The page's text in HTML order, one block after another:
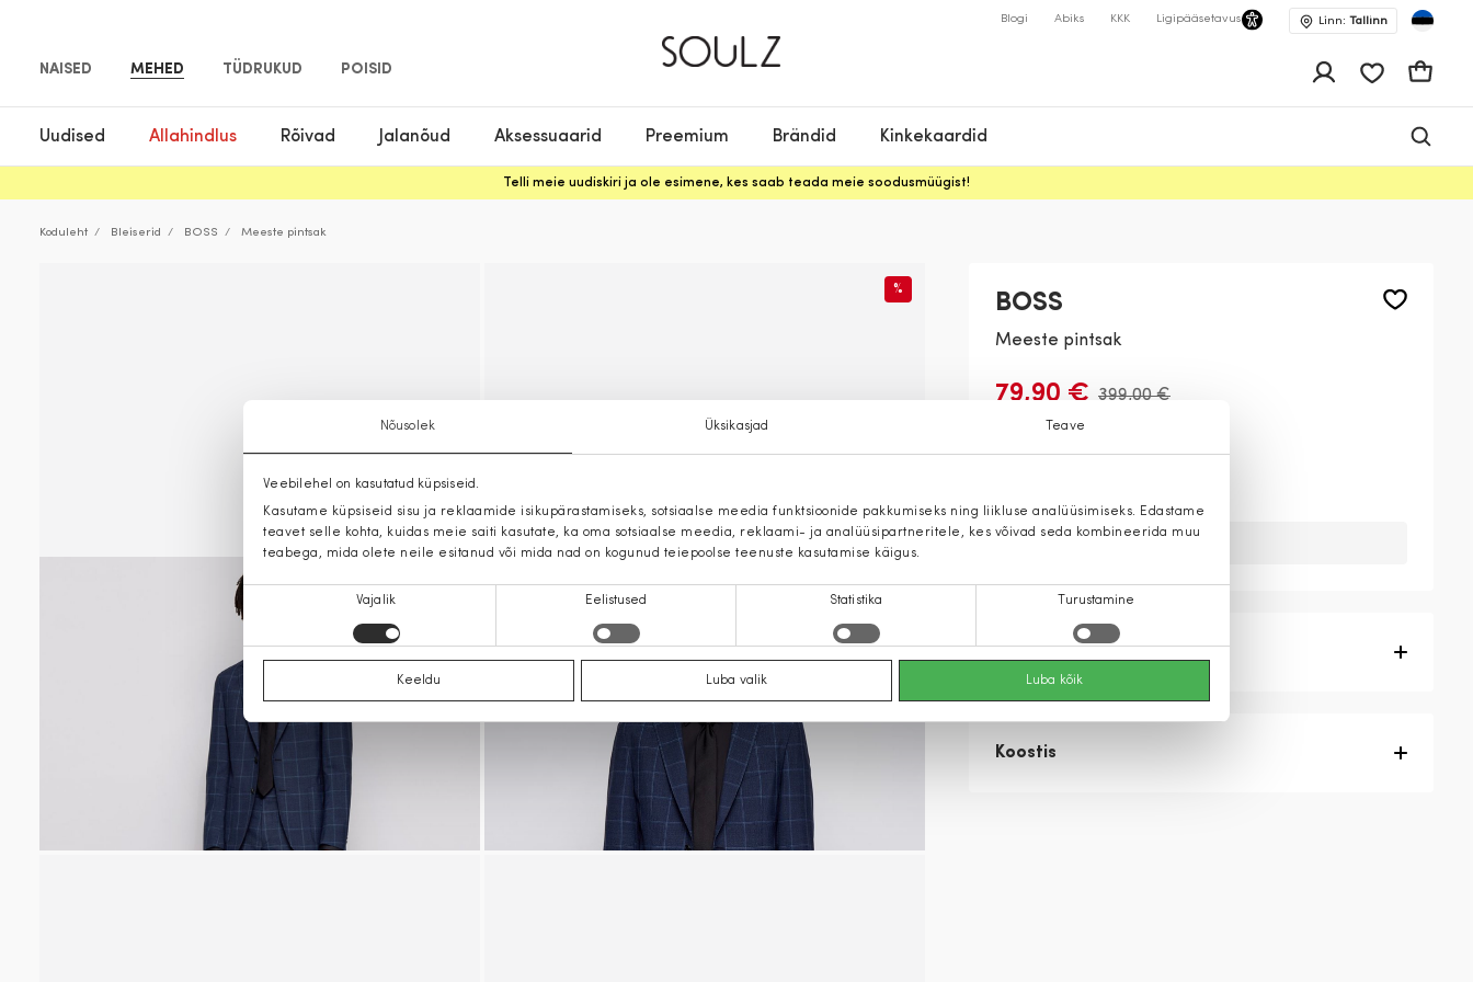
Nõusolek Üksikasjad Teave
Veebilehel on kasutatud küpsiseid.
Kasutame küpsiseid sisu ja reklaamide isikupärastamiseks, sotsiaalse meedia funktsioonide pakkumiseks ning liikluse analüüsimiseks. Edastame
teavet selle kohta, kuidas meie saiti kasutate, ka oma sotsiaalse meedia, reklaami- ja analüüsipartneritele, kes võivad seda kombineerida muu
teabega, mida olete neile esitanud või mida nad on kogunud teiepoolse teenuste kasutamise käigus.
valik
Vajalik Eelistused Statistika Turustamine
Keeldu Luba valik Luba kõik
NAISED MEHED TÜDRUKUD POISID
Blogi Abiks KKK Ligipääsetavus Linn: Tallinn
Uudised Allahindlus Rõivad Jalanõud Aksessuaarid Preemium Brändid Kinkekaardid
Telli meie uudiskiri ja ole esimene, kes saab teada meie soodusmüügist!
Koduleht Bleiserid BOSS Meeste pintsak
%
BOSS
Meeste pintsak
79,90 € 399,00 €
Tootekirjeldus
Koostis